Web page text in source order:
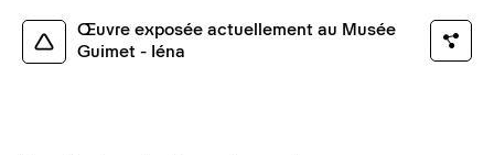
Œuvre exposée actuellement au Musée
Guimet - Iéna